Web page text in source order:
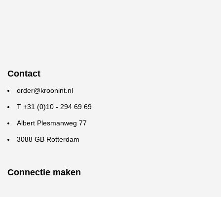
Contact
order@kroonint.nl
T +31 (0)10 - 294 69 69
Albert Plesmanweg 77
3088 GB Rotterdam
Connectie maken